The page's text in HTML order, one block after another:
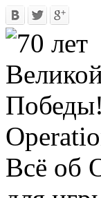
Всё об